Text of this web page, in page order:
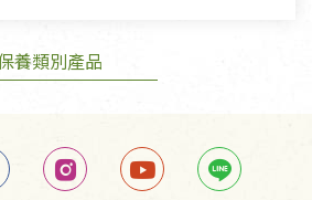
知：
或未使用原箱退回，導致書籍有
損或凹角，將不接受退貨，也不
養類別產品